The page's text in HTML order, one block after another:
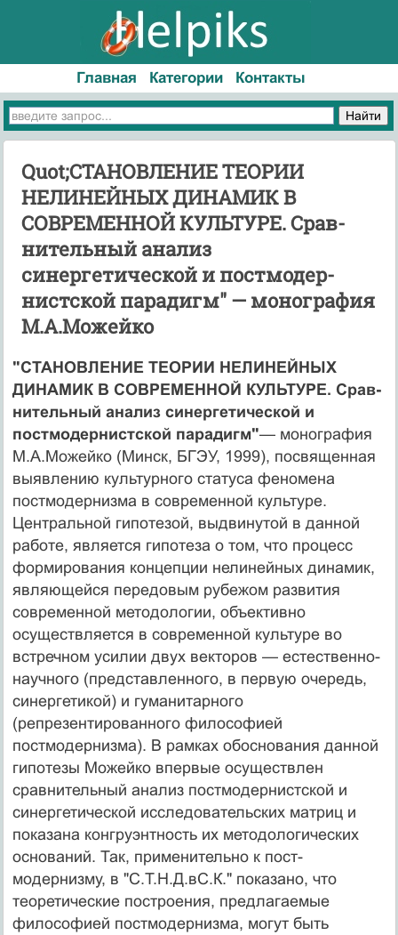
Главная Категории Контакты
Quot;СТАНОВЛЕНИЕ ТЕОРИИ
НЕЛИНЕЙНЫХ ДИНАМИК В
СОВРЕМЕННОЙ КУЛЬТУРЕ. Срав­
нительный анализ
синергетической и постмодер­
нистской парадигм" — монография
М.А.Можейко
"СТАНОВЛЕНИЕ ТЕОРИИ НЕЛИНЕЙНЫХ
ДИНАМИК В СОВРЕМЕННОЙ КУЛЬТУРЕ. Срав­
нительный анализ синергетической и
постмодер­нистской парадигм"— монография
М.А.Можейко (Минск, БГЭУ, 1999), посвященная
выявлению культур­ного статуса феномена
постмодернизма в современной культуре.
Центральной гипотезой, выдвинутой в данной
работе, является гипотеза о том, что процесс
формиро­вания концепции нелинейных динамик,
являющейся пе­редовым рубежом развития
современной методологии, объективно
осуществляется в современной культуре во
встречном усилии двух векторов — естественно-
науч­ного (представленного, в первую очередь,
синергети­кой) и гуманитарного
(репрезентированного философи­ей
постмодернизма). В рамках обоснования данной
ги­потезы Можейко впервые осуществлен
сравнительный анализ постмодернистской и
синергетической исследо­вательских матриц и
показана конгруэнтность их мето­дологических
оснований. Так, применительно к пост­
модернизму, в "С.Т.Н.Д.вС.К." показано, что
теоретиче­ские построения, предлагаемые
философией постмо­дернизма, могут быть